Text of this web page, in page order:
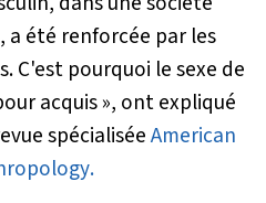
été renforcée par les
C'est pourquoi le sexe de
acquis », ont expliqué
spécialiséeAmerican
.